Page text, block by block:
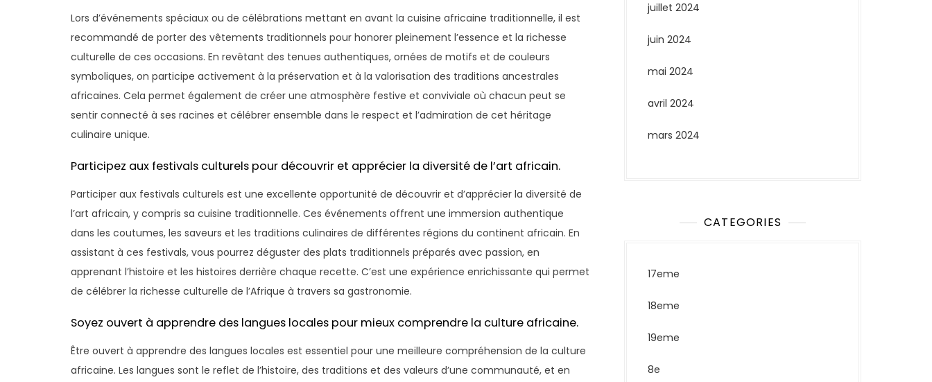
Lors d’événements spéciaux ou de célébrations mettant en avant la cuisine africaine traditionnelle, il est
recommandé de porter des vêtements traditionnels pour honorer pleinement l’essence et la richesse
culturelle de ces occasions. En revêtant des tenues authentiques, ornées de motifs et de couleurs
symboliques, on participe activement à la préservation et à la valorisation des traditions ancestrales
africaines. Cela permet également de créer une atmosphère festive et conviviale où chacun peut se
sentir connecté à ses racines et célébrer ensemble dans le respect et l’admiration de cet héritage
culinaire unique.
Participez aux festivals culturels pour découvrir et apprécier la diversité de l’art africain.
Participer aux festivals culturels est une excellente opportunité de découvrir et d’apprécier la diversité de
l’art africain, y compris sa cuisine traditionnelle. Ces événements offrent une immersion authentique
dans les coutumes, les saveurs et les traditions culinaires de différentes régions du continent africain. En
assistant à ces festivals, vous pourrez déguster des plats traditionnels préparés avec passion, en
apprenant l’histoire et les histoires derrière chaque recette. C’est une expérience enrichissante qui permet
de célébrer la richesse culturelle de l’Afrique à travers sa gastronomie.
Soyez ouvert à apprendre des langues locales pour mieux comprendre la culture africaine.
Être ouvert à apprendre des langues locales est essentiel pour une meilleure compréhension de la culture
africaine. Les langues sont le reflet de l’histoire, des traditions et des valeurs d’une communauté, et en
juillet 2024
juin 2024
mai 2024
avril 2024
mars 2024
CATEGORIES
17eme
18eme
19eme
8e